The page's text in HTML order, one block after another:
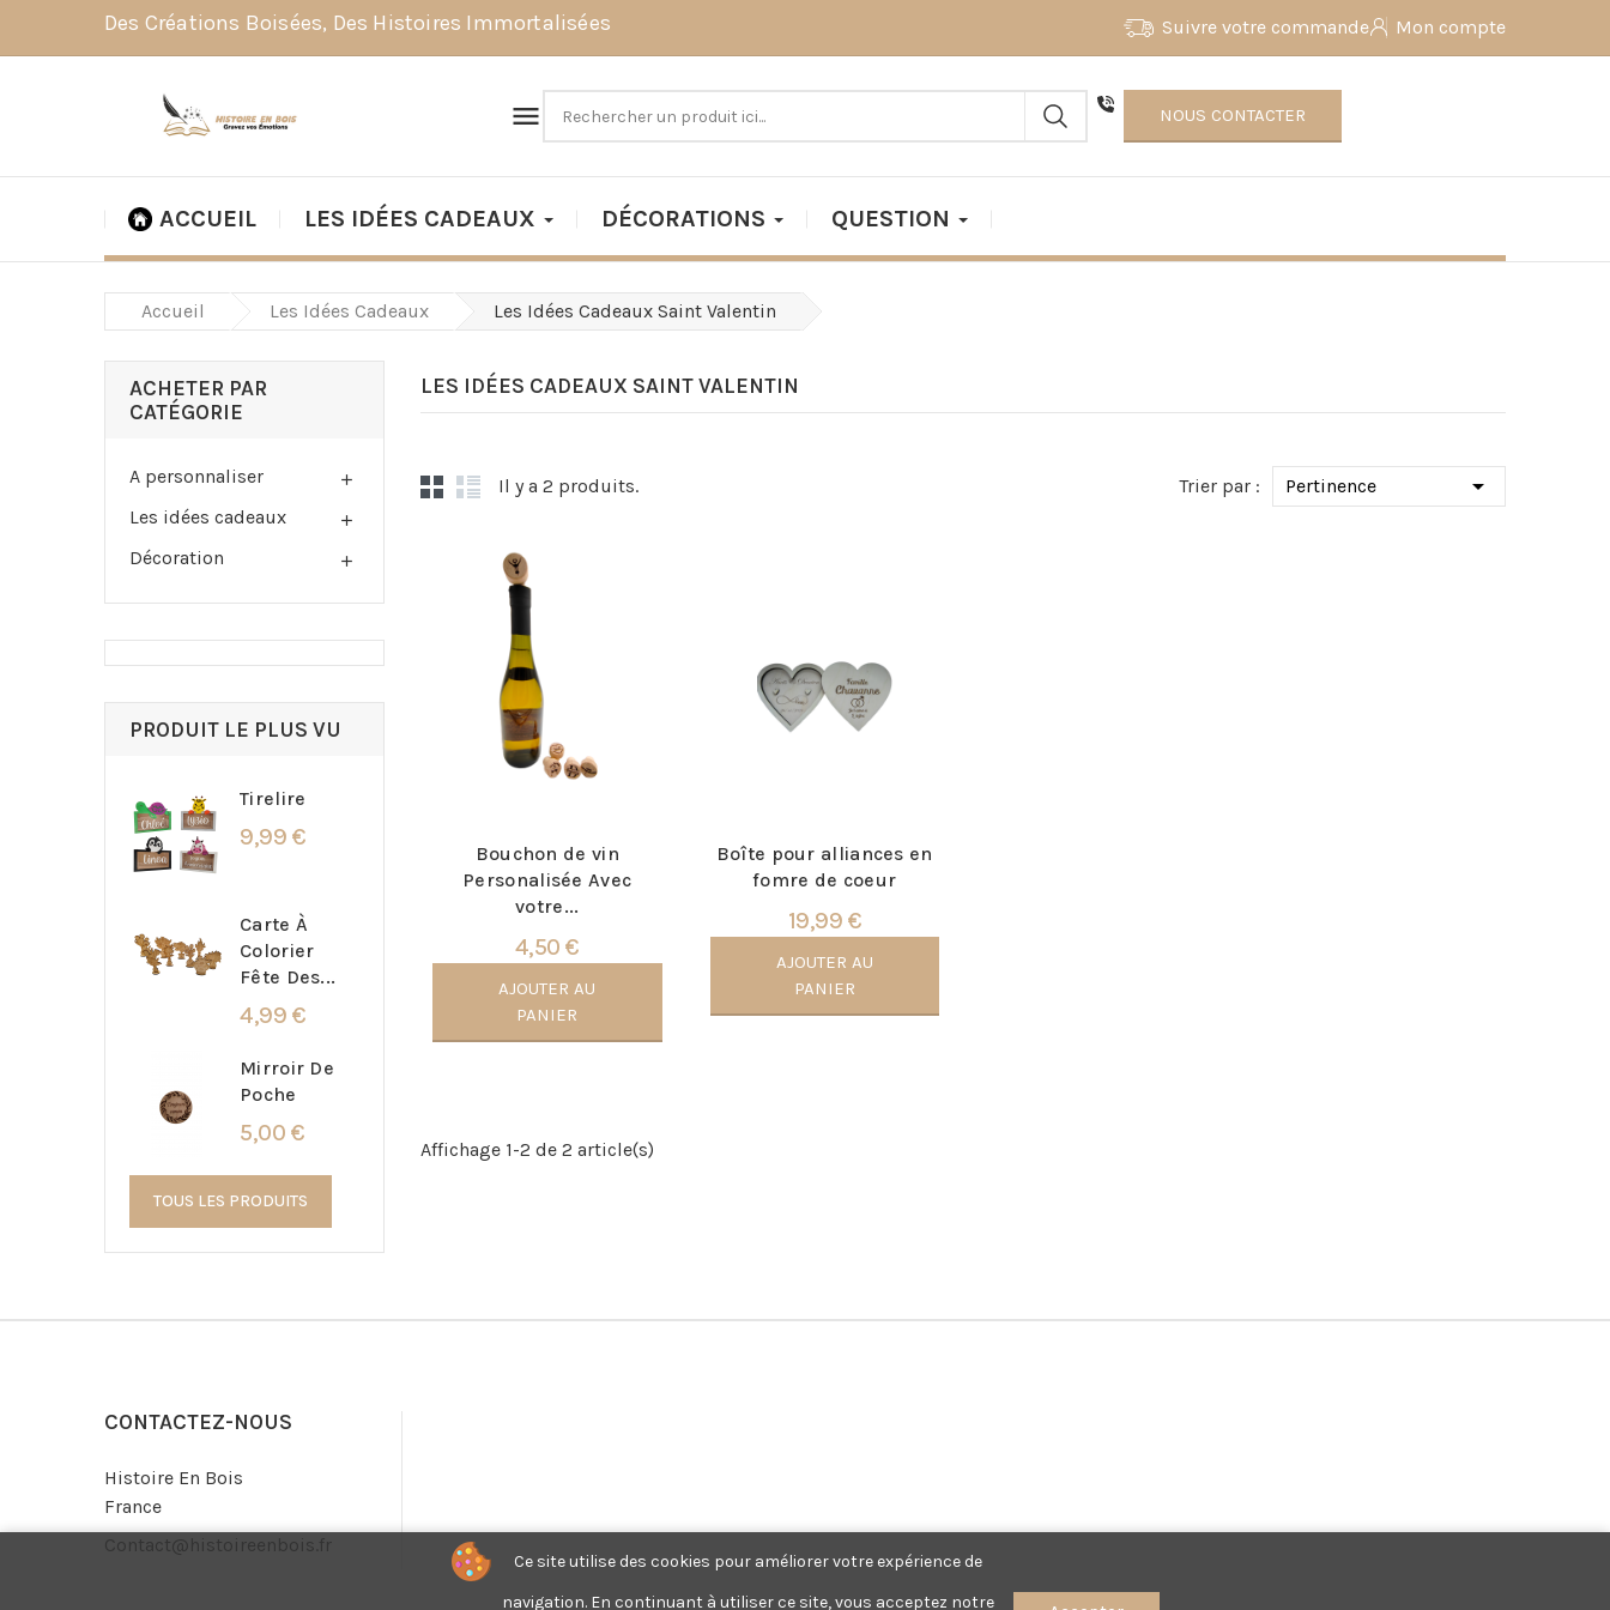
Des Créations Boisées, Des Histoires Immortalisées Suivre votre commande Mon compte
 NOUS CONTACTER
ACCUEIL LES IDÉES CADEAUX DÉCORATIONS QUESTION
Accueil Les Idées Cadeaux Les Idées Cadeaux Saint Valentin
ACHETER PAR
CATÉGORIE
A personnaliser 
Les idées cadeaux 
Décoration 
PRODUIT LE PLUS VU
Tirelire
9,99 €
Carte À
Colorier
Fête Des...
4,99 €
Mirroir De
Poche
5,00 €
TOUS LES PRODUITS
LES IDÉES CADEAUX SAINT VALENTIN
Il y a 2 produits. Trier par : Pertinence 
Bouchon de vin
Personalisée Avec
votre...
4,50 €
AJOUTER AU
PANIER
Boîte pour alliances en
fomre de coeur
19,99 €
AJOUTER AU
PANIER
Affichage 1-2 de 2 article(s)
CONTACTEZ-NOUS
Histoire En Bois
France
Contact@histoireenbois.fr
Ce site utilise des cookies pour améliorer votre expérience de
navigation. En continuant à utiliser ce site, vous acceptez notre